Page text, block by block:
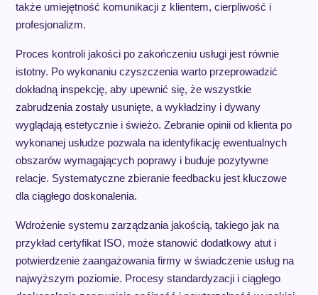
także umiejętność komunikacji z klientem, cierpliwość i
profesjonalizm.
Proces kontroli jakości po zakończeniu usługi jest równie
istotny. Po wykonaniu czyszczenia warto przeprowadzić
dokładną inspekcję, aby upewnić się, że wszystkie
zabrudzenia zostały usunięte, a wykładziny i dywany
wyglądają estetycznie i świeżo. Zebranie opinii od klienta po
wykonanej usłudze pozwala na identyfikację ewentualnych
obszarów wymagających poprawy i buduje pozytywne
relacje. Systematyczne zbieranie feedbacku jest kluczowe
dla ciągłego doskonalenia.
Wdrożenie systemu zarządzania jakością, takiego jak na
przykład certyfikat ISO, może stanowić dodatkowy atut i
potwierdzenie zaangażowania firmy w świadczenie usług na
najwyższym poziomie. Procesy standardyzacji i ciągłego